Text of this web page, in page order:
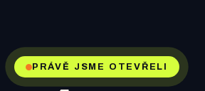
PRÁVĚ JSME OTEVŘELI